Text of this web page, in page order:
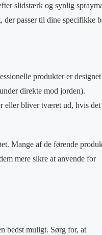
slidstærk og synlig
passer til dine specifikke
produkter er designet
direkte mod jorden).
eller bliver tværet ud, hvis det
Mange af de førende
mere sikre at anvende for
bedst muligt. Sørg for, at